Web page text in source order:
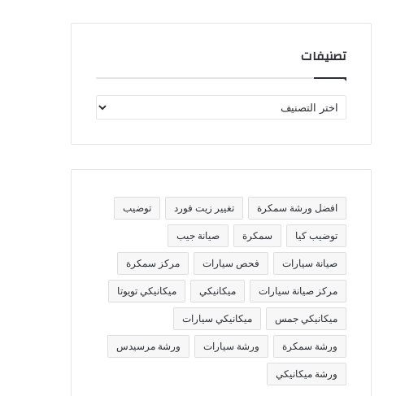
تصنيفات
ص
ف
تافضل ورشة سمكرة تغيير زيت فورد توضيب
توضيب كيا سمكرة صيانة جيب
صيانة سيارات فحص سيارات مركز سمكرة
مركز صيانة سيارات ميكانيكي ميكانيكي تويوتا
ميكانيكي جمس ميكانيكي سيارات
ورشة سمكرة ورشة سيارات ورشة مرسيدس
ورشة ميكانيكي